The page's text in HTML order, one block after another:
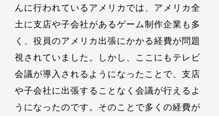
んに行われているアメリカでは、アメリカ全
土に支店や子会社があるゲーム制作企業も多
く、役員のアメリカ出張にかかる経費が問題
視されていました。しかし、ここにもテレビ
会議が導入されるようになったことで、支店
や子会社に出張することなく会議が行えるよ
うになったのです。そのことで多くの経費が